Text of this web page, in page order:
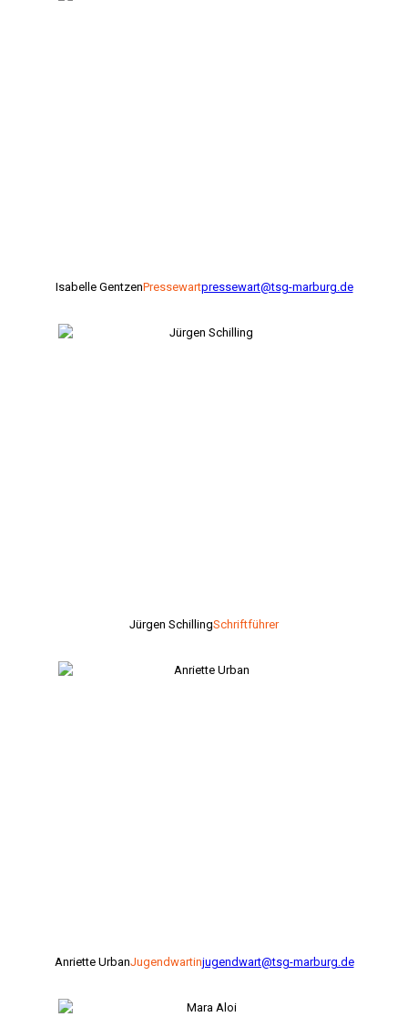
Isabelle GentzenPressewartpressewart@tsg-marburg.de
Jürgen SchillingSchriftführer
Anriette UrbanJugendwartinjugendwart@tsg-marburg.de